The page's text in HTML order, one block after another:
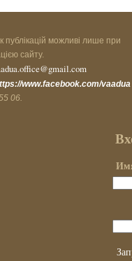
публікацій можливі лише при
сайту.
www.facebook.com/vaadua
06.